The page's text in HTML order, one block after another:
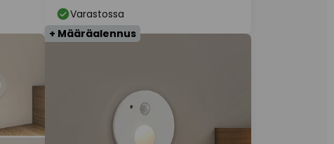
Varastossa
+ Määräalennus